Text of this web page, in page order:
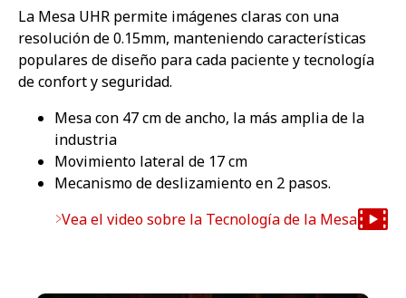
La Mesa UHR permite imágenes claras con una
resolución de 0.15mm, manteniendo características
populares de diseño para cada paciente y tecnología
de confort y seguridad.
Mesa con 47 cm de ancho, la más amplia de la
industria
Movimiento lateral de 17 cm
Mecanismo de deslizamiento en 2 pasos.
Vea el video sobre la Tecnología de la Mesa